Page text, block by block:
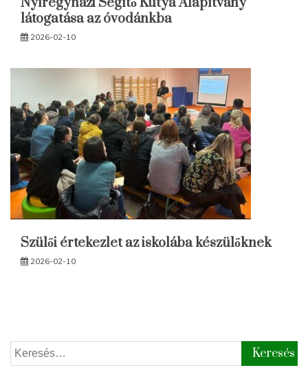
látogatása az óvodánkba
2026-02-10
Szülői értekezlet az iskolába készülőknek
2026-02-10
Keresés: